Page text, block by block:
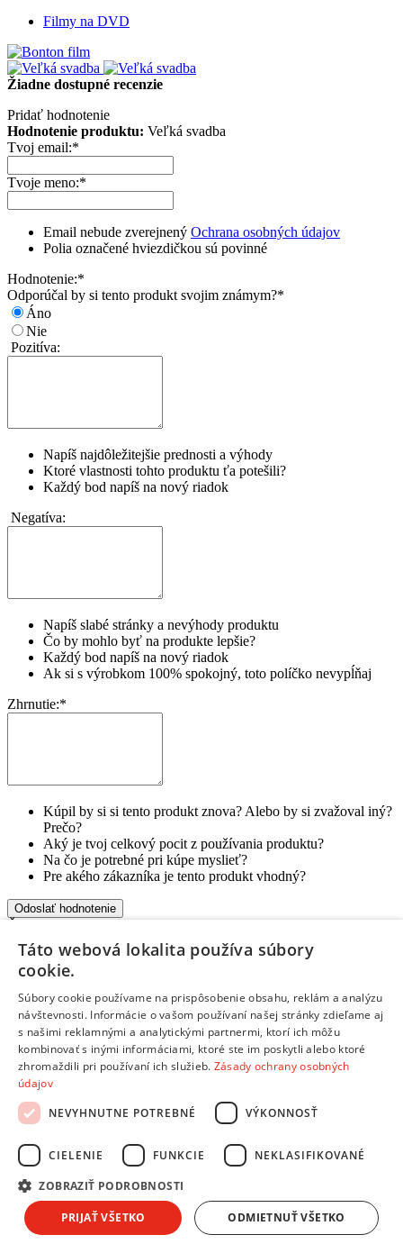
Filmy na DVD
Žiadne dostupné recenzie
Pridať hodnotenie
Hodnotenie produktu: Veľká svadba
Tvoj email:*
Tvoje meno:*
Email nebude zverejnený Ochrana osobných údajov
Polia označené hviezdičkou sú povinné
Hodnotenie:*
Odporúčal by si tento produkt svojim známym?*
Áno
Nie
Pozitíva:
Napíš najdôležitejšie prednosti a výhody
Ktoré vlastnosti tohto produktu ťa potešili?
Každý bod napíš na nový riadok
Negatíva:
Napíš slabé stránky a nevýhody produktu
Čo by mohlo byť na produkte lepšie?
Každý bod napíš na nový riadok
Ak si s výrobkom 100% spokojný, toto políčko nevypĺňaj
Zhrnutie:*
Kúpil by si si tento produkt znova? Alebo by si zvažoval iný?
Prečo?
Aký je tvoj celkový pocit z používania produktu?
Na čo je potrebné pri kúpe myslieť?
Pre akého zákazníka je tento produkt vhodný?
Odoslať hodnotenie
Informácie a kontakty
Informácie a kontakty
Andrea Klub
Splátkový predaj
Obchodné podmienky
Reklamácie, sťažnosti
Odstúpiť od zmluvy tu
Ochrana osobných údajov
Ako nakupovať
Predajne a kontakty
Centrum pre zákazníkov
Možnosti platby
Možnosti platby
Táto webová lokalita používa súbory
cookie.
Súbory cookie používame na prispôsobenie obsahu, reklám a analýzu
návštevnosti. Informácie o vašom používaní našej stránky zdieľame aj
s našimi reklamnými a analytickými partnermi, ktorí ich môžu
kombinovať s inými informáciami, ktoré ste im poskytli alebo ktoré
zhromaždili pri používaní ich služieb. Zásady ochrany osobných
údajov
NEVYHNUTNE POTREBNÉ
VÝKONNOSŤ
CIELENIE FUNKCIE NEKLASIFIKOVANÉ
ZOBRAZIŤ PODROBNOSTI
PRIJAŤ VŠETKO ODMIETNUŤ VŠETKO